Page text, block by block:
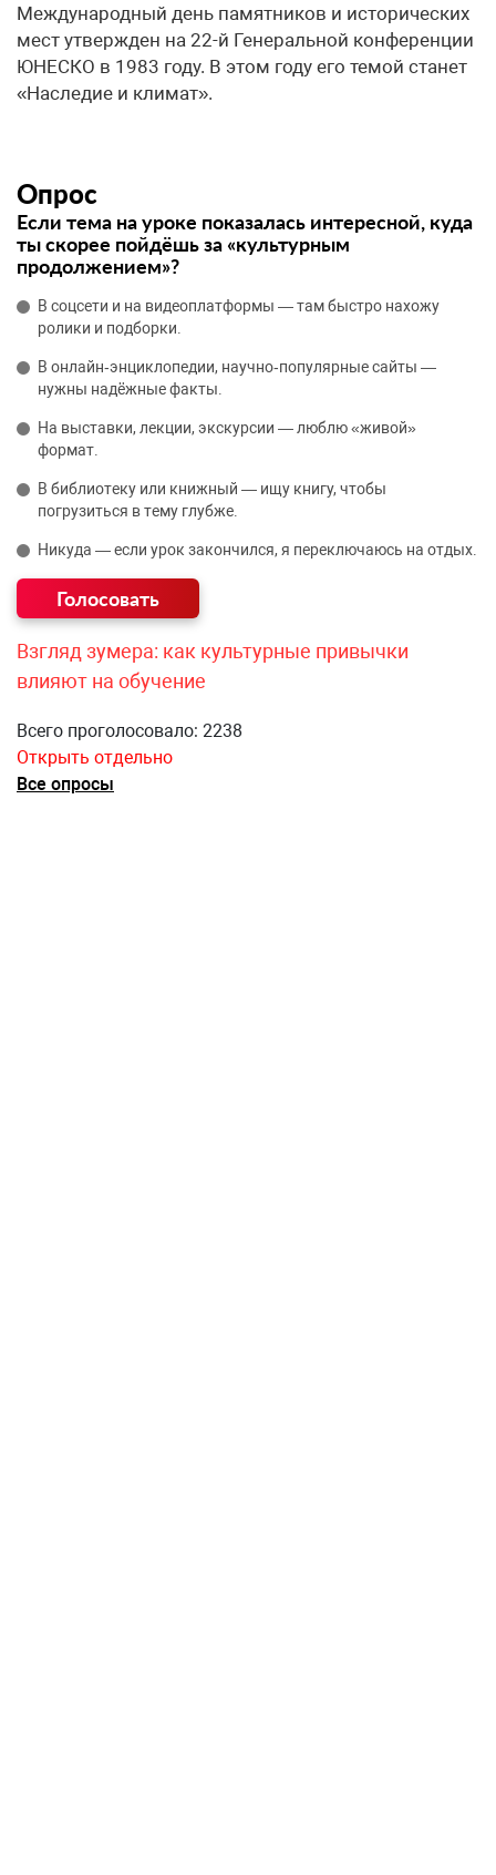
Международный день памятников и исторических
мест утвержден на 22-й Генеральной конференции
ЮНЕСКО в 1983 году. В этом году его темой станет
«Наследие и климат».
Опрос
Если тема на уроке показалась интересной, куда
ты скорее пойдёшь за «культурным
продолжением»?
В соцсети и на видеоплатформы — там быстро нахожу
ролики и подборки.
В онлайн‑энциклопедии, научно‑популярные сайты —
нужны надёжные факты.
На выставки, лекции, экскурсии — люблю «живой»
формат.
В библиотеку или книжный — ищу книгу, чтобы
погрузиться в тему глубже.
Никуда — если урок закончился, я переключаюсь на отдых.
Взгляд зумера: как культурные привычки
влияют на обучение
Всего проголосовало: 2238
Открыть отдельно
Все опросы